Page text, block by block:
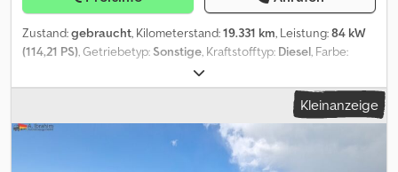
Zustand:gebraucht, Kilometerstand:19.331 km, Leistung:84 kW
(114,21 PS) , Getriebetyp:Sonstige , Kraftstofftyp: Diesel , Farbe:
, Emissionsklasse:
Sonstige, Fahrerkabine:Sonstige, Kraftstoff:Diesel, Ausstattung:
, Ansprechpartner Verkauf: Frank Rau /
Russian / English / German - Bachar Ibrahim / Arabic / English /
German - Zulassungsservice, HU/SP/UVV, Überführung zum Hafen
Grundfarbe: blau, Diesel Extras in der Ausstattung Fahrbereit,
Kleinanzeige